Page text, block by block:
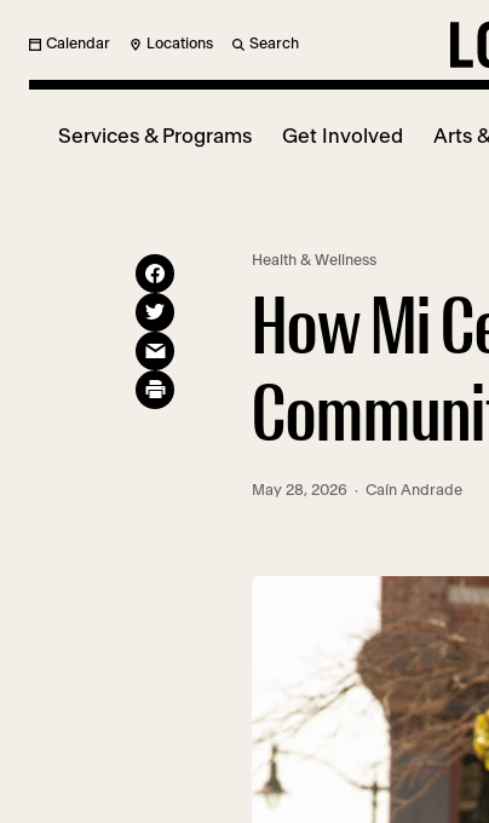
Calendar Locations Search
Services & Programs Get Involved Arts
Health & Wellness
How Mi
May 28, 2026 · Caín Andrade